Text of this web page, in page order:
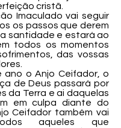
cristã.
Imaculado vai seguir
os passos que derem
santidade e estará ao
todos os momentos
das vossas
ano o Anjo Ceifador, o
de Deus passará por
da Terra e ai daquelas
em culpa diante do
Ceifador também vai
aqueles que